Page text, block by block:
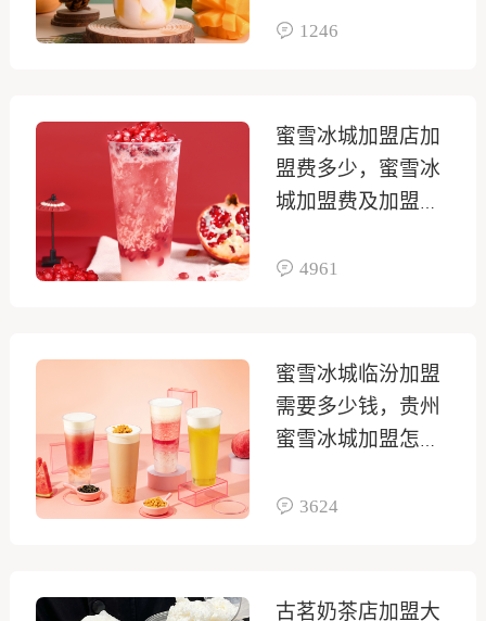
1246
蜜雪冰城加盟店加
盟费多少，蜜雪冰
城加盟费及加盟条
4961
蜜雪冰城临汾加盟
需要多少钱，贵州
蜜雪冰城加盟怎么
3624
古茗奶茶店加盟大